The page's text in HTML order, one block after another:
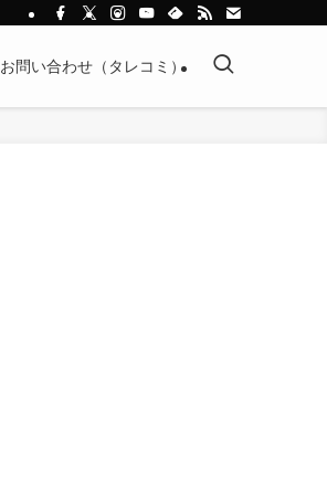
お問い合わせ（タレコミ）